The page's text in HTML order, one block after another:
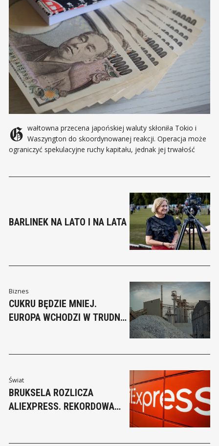
Gwałtowna przecena japońskiej waluty skłoniła Tokio i Waszyngton do skoordynowanej reakcji. Operacja może
ograniczyć spekulacyjne ruchy kapitału, jednak jej trwałość
jena, którego kurs znalazł się na poziomach niewidzianych
BARLINEK NA LATO I NA LATA
Biznes
CUKRU BĘDZIE MNIEJ.
EUROPA WCHODZI W TRUDNY
Świat
BRUKSELA ROZLICZA
ALIEXPRESS. REKORDOWA